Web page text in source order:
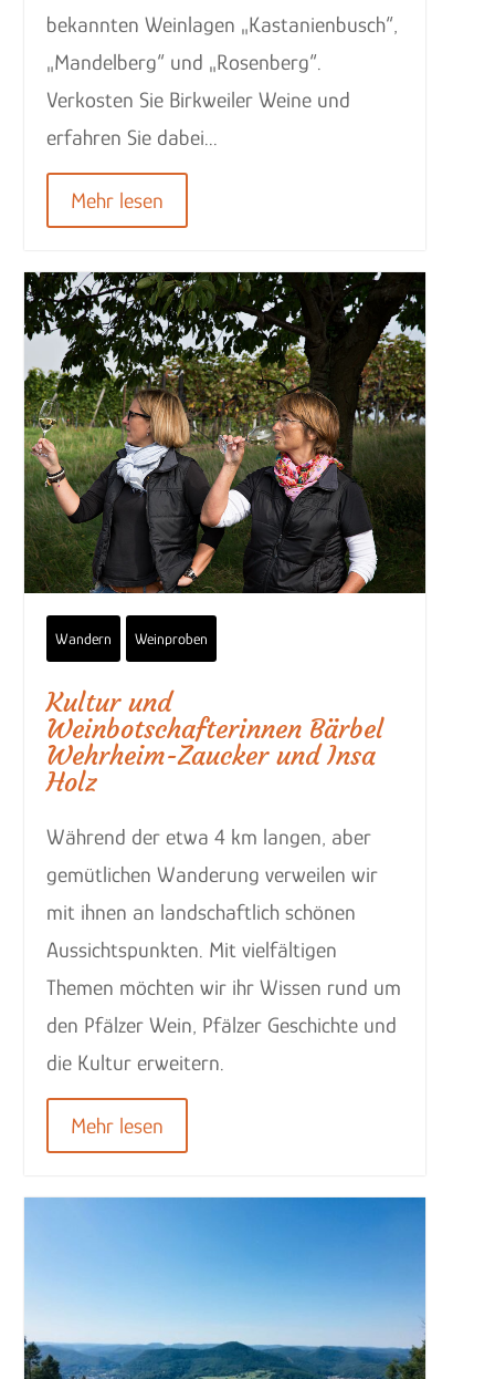
bekannten Weinlagen „Kastanienbusch“,
„Mandelberg“ und „Rosenberg“.
Verkosten Sie Birkweiler Weine und
erfahren Sie dabei...
Mehr lesen
Wandern Weinproben
Kultur und
Weinbotschafterinnen Bärbel
Wehrheim-Zaucker und Insa
Holz
Während der etwa 4 km langen, aber
gemütlichen Wanderung verweilen wir
mit ihnen an landschaftlich schönen
Aussichtspunkten. Mit vielfältigen
Themen möchten wir ihr Wissen rund um
den Pfälzer Wein, Pfälzer Geschichte und
die Kultur erweitern.
Mehr lesen